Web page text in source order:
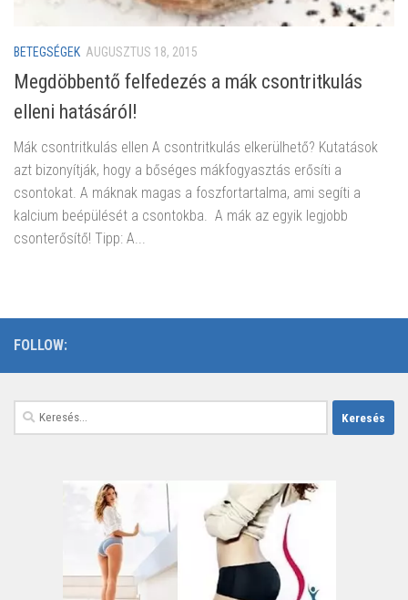
BETEGSÉGEK AUGUSZTUS 18, 2015
Megdöbbentő felfedezés a mák csontritkulás
elleni hatásáról!
Mák csontritkulás ellen A csontritkulás elkerülhető? Kutatások
azt bizonyítják, hogy a bőséges mákfogyasztás erősíti a
csontokat. A máknak magas a foszfortartalma, ami segíti a
kalcium beépülését a csontokba. A mák az egyik legjobb
csonterősítő! Tipp: A...
FOLLOW:
Keresés: